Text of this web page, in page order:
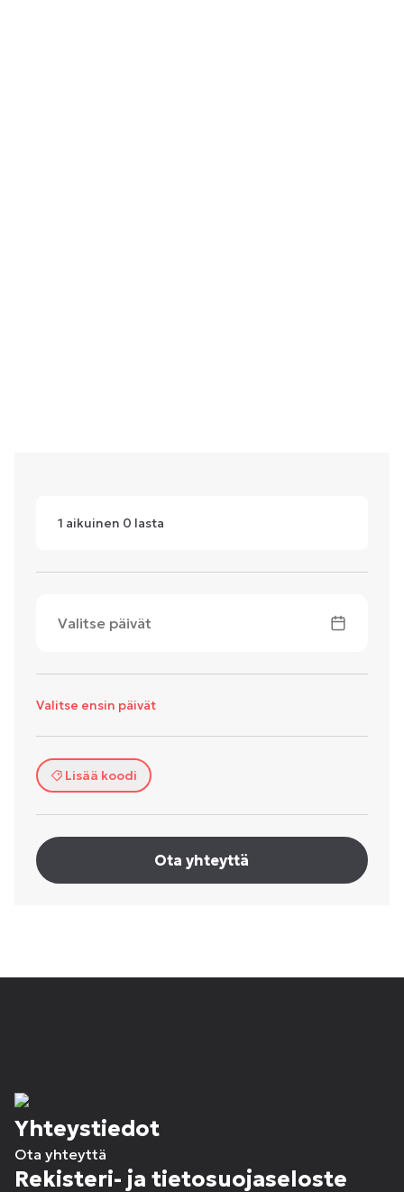
1 aikuinen 0 lasta
Valitse päivät
Valitse ensin päivät
Lisää koodi
Ota yhteyttä
Yhteystiedot
Ota yhteyttä
Rekisteri- ja tietosuojaseloste